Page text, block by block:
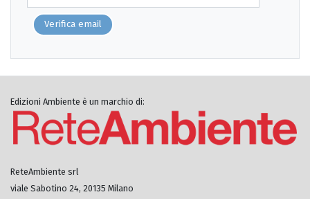
Verifica email
Edizioni Ambiente è un marchio di:
ReteAmbiente srl
viale Sabotino 24, 20135 Milano